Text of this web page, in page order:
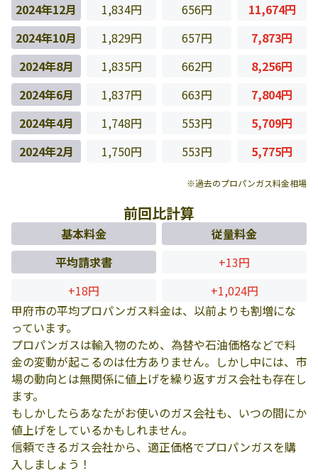
2024年12月
1,834円 656円
11,674円
2024年10月
1,829円 657円
7,873円
2024年8月
1,835円 662円
8,256円
2024年6月
1,837円 663円
7,804円
2024年4月
1,748円 553円
5,709円
2024年2月
1,750円 553円 5,775円
※過去のプロパンガス料金相場
前回比計算
基本料金
従量料金
平均請求書
+13円
+18円
+1,024円
甲府市の平均プロパンガス料金は、以前よりも割増にな
っています。
プロパンガスは輸入物のため、為替や石油価格などで料
金の変動が起こるのは仕方ありません。しかし中には、市
場の動向とは無関係に値上げを繰り返すガス会社も存在し
ます。
もしかしたらあなたがお使いのガス会社も、いつの間にか
値上げをしているかもしれません。
信頼できるガス会社から、適正価格でプロパンガスを購
入しましょう！